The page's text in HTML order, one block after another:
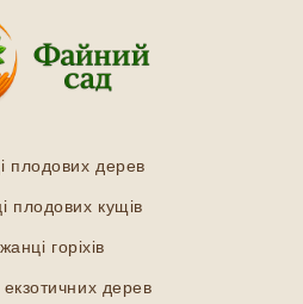
плодових дерев
плодових кущів
горіхів
дерев